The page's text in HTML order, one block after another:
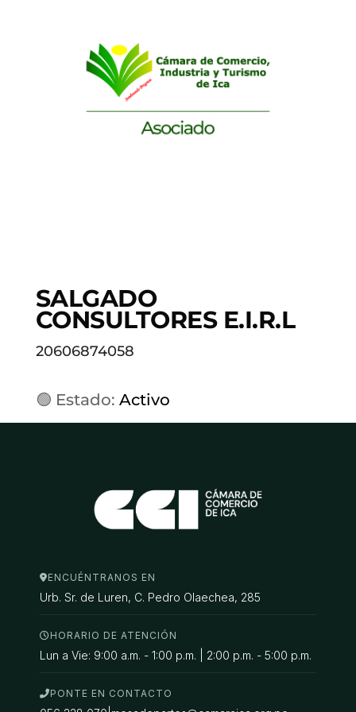
SALGADO
CONSULTORES E.I.R.L
20606874058
🟢 Estado: Activo
ENCUÉNTRANOS EN
Urb. Sr. de Luren, C. Pedro Olaechea, 285
HORARIO DE ATENCIÓN
Lun a Vie: 9:00 a.m. - 1:00 p.m. | 2:00 p.m. - 5:00 p.m.
PONTE EN CONTACTO